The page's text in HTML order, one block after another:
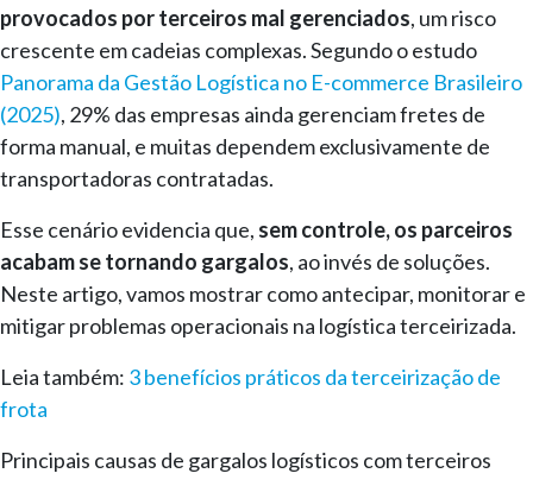
provocados por terceiros mal gerenciados, um risco
crescente em cadeias complexas. Segundo o estudo
Panorama da Gestão Logística no E-commerce Brasileiro
(2025), 29% das empresas ainda gerenciam fretes de
forma manual, e muitas dependem exclusivamente de
transportadoras contratadas.
Esse cenário evidencia que, sem controle, os parceiros
acabam se tornando gargalos, ao invés de soluções.
Neste artigo, vamos mostrar como antecipar, monitorar e
mitigar problemas operacionais na logística terceirizada.
Leia também: 3 benefícios práticos da terceirização de
frota
Principais causas de gargalos logísticos com terceiros